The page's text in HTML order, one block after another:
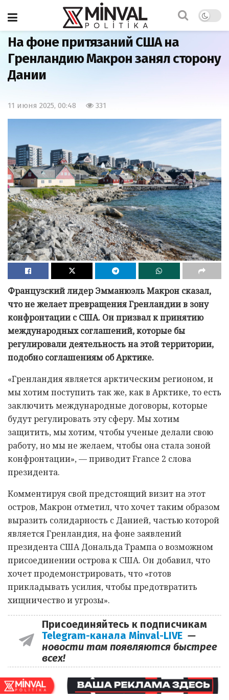
Главная Политика
На фоне притязаний США на
Гренландию Макрон занял сторону
Дании
11 июня 2025, 00:48 331
Французский лидер Эмманюэль Макрон сказал,
что не желает превращения Гренландии в зону
конфронтации с США. Он призвал к принятию
международных соглашений, которые бы
регулировали деятельность на этой территории,
подобно соглашениям об Арктике.
«Гренландия является арктическим регионом, и
мы хотим поступить так же, как в Арктике, то есть
заключить международные договоры, которые
будут регулировать эту сферу. Мы хотим
защитить, мы хотим, чтобы ученые делали свою
работу, но мы не желаем, чтобы она стала зоной
конфронтации», — приводит France 2 слова
президента.
Комментируя свой предстоящий визит на этот
остров, Макрон отметил, что хочет таким образом
выразить солидарность с Данией, частью которой
является Гренландия, на фоне заявлений
президента США Дональда Трампа о возможном
присоединении острова к США. Он добавил, что
хочет продемонстрировать, что «готов
прикладывать усилия, чтобы предотвратить
хищничество и угрозы».
Присоединяйтесь к подписчикам
Telegram-канала Minval-LIVE —
новости там появляются быстрее
всех!